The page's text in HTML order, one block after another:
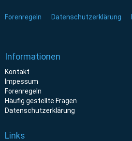
Forenregeln Datenschutzerklärung
Informationen
Kontakt
Impessum
Forenregeln
Häufig gestellte Fragen
Datenschutzerklärung
Links